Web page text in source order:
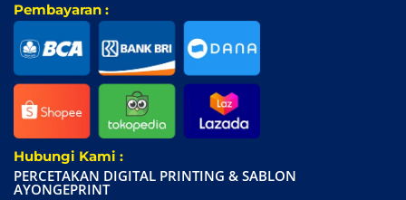
Pembayaran :
Hubungi Kami :
PERCETAKAN DIGITAL PRINTING & SABLON
AYONGEPRINT